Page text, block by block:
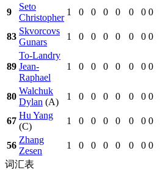
9
Seto
Christopher
1 0 0 0 0 0 0 0
83
Skvorcovs
Gunars
1 0 0 0 0 0 0 0
89
To-Landry
Jean-
Raphael
1 0 0 0 0 0 0 0
80
Walchuk
Dylan (A)
1 0 0 0 0 0 0 0
67
Hu Yang
(C)
1 0 0 0 0 0 0 0
56
Zhang
Zesen
1 0 0 0 0 0 0 0
词汇表